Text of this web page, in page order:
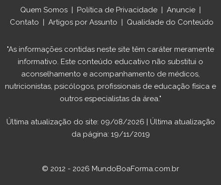
Quem Somos | Política de Privacidade | Anuncie |
Contato | Artigos por Assunto | Qualidade do Conteúdo
"As informações contidas neste site têm caráter meramente
informativo. Este conteúdo educativo não substitui o
aconselhamento e acompanhamento de médicos,
nutricionistas, psicólogos, profissionais de educação física e
outros especialistas da área."
Última atualização do site: 09/08/2026 | Última atualização
da página: 19/11/2019
© 2012 - 2026 MundoBoaForma.com.br